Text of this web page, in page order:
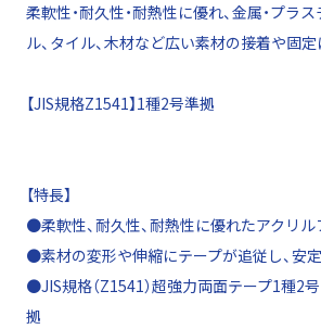
柔軟性・耐久性・耐熱性に優れ、金属・プラ
ル、タイル、木材など広い素材の接着や固定
【JIS規格Z1541】1種2号準拠
【特長】
●柔軟性、耐久性、耐熱性に優れたアクリ
●素材の変形や伸縮にテープが追従し、安
●JIS規格（Z1541）超強力両面テープ1種2号
拠